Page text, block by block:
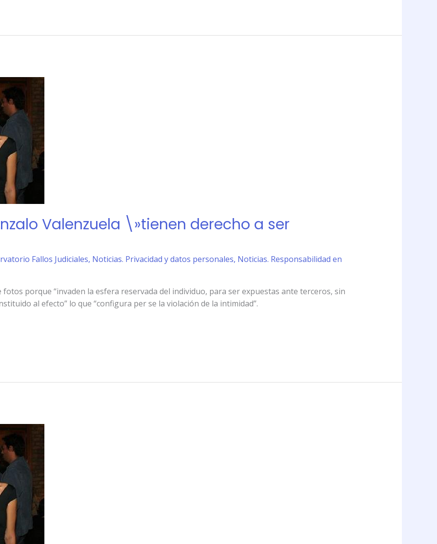
Valenzuela \»tienen derecho a ser
Fallos Judiciales, Noticias. Privacidad y datos personales, Noticias. Responsabilidad en
porque “invaden la esfera reservada del individuo, para ser expuestas ante terceros, sin
al efecto” lo que “configura per se la violación de la intimidad”.